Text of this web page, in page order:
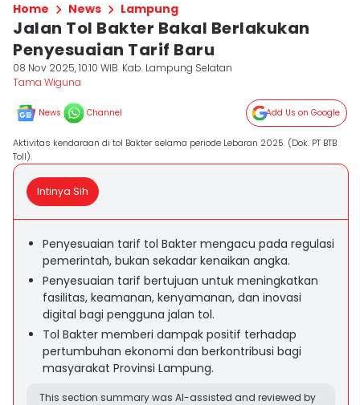
Home News Lampung
Jalan Tol Bakter Bakal Berlakukan
Penyesuaian Tarif Baru
08 Nov 2025, 10:10 WIB Kab. Lampung Selatan
Tama Wiguna
News Channel Add Us on Google
Aktivitas kendaraan di tol Bakter selama periode Lebaran 2025. (Dok. PT BTB
Toll).
Intinya Sih
Penyesuaian tarif tol Bakter mengacu pada regulasi
pemerintah, bukan sekadar kenaikan angka.
Penyesuaian tarif bertujuan untuk meningkatkan
fasilitas, keamanan, kenyamanan, dan inovasi
digital bagi pengguna jalan tol.
Tol Bakter memberi dampak positif terhadap
pertumbuhan ekonomi dan berkontribusi bagi
masyarakat Provinsi Lampung.
This section summary was AI-assisted and reviewed by